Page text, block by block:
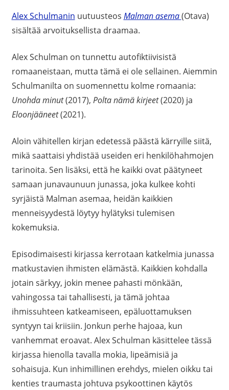
Alex Schulmanin uutuusteos Malman asema(Otava)
sisältää arvoituksellista draamaa.
Alex Schulman on tunnettu autofiktiivisistä
romaaneistaan, mutta tämä ei ole sellainen. Aiemmin
Schulmanilta on suomennettu kolme romaania:
Unohda minut(2017), Polta nämä kirjeet(2020) ja
Eloonjääneet(2021).
Aloin vähitellen kirjan edetessä päästä kärryille siitä,
mikä saattaisi yhdistää useiden eri henkilöhahmojen
tarinoita. Sen lisäksi, että he kaikki ovat päätyneet
samaan junavaunuun junassa, joka kulkee kohti
syrjäistä Malman asemaa, heidän kaikkien
menneisyydestä löytyy hylätyksi tulemisen
kokemuksia.
Episodimaisesti kirjassa kerrotaan katkelmia junassa
matkustavien ihmisten elämästä. Kaikkien kohdalla
jotain särkyy, jokin menee pahasti mönkään,
vahingossa tai tahallisesti, ja tämä johtaa
ihmissuhteen katkeamiseen, epäluottamuksen
syntyyn tai kriisiin. Jonkun perhe hajoaa, kun
vanhemmat eroavat. Alex Schulman käsittelee tässä
kirjassa hienolla tavalla mokia, lipeämisiä ja
sohaisuja. Kun inhimillinen erehdys, mielen oikku tai
kenties traumasta johtuva psykoottinen käytös